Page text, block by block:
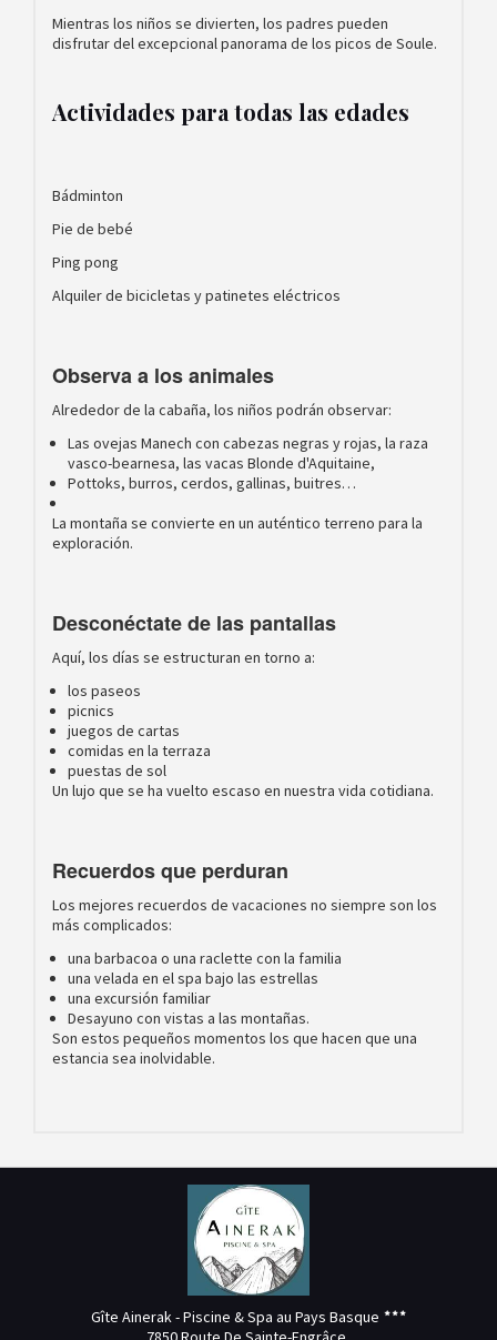
Mientras los niños se divierten, los padres pueden
disfrutar del excepcional panorama de los picos de Soule.
Actividades para todas las edades
Bádminton
Pie de bebé
Ping pong
Alquiler de bicicletas y patinetes eléctricos
Observa a los animales
Alrededor de la cabaña, los niños podrán observar:
Las ovejas Manech con cabezas negras y rojas, la raza
vasco-bearnesa, las vacas Blonde d'Aquitaine,
Pottoks, burros, cerdos, gallinas, buitres…
La montaña se convierte en un auténtico terreno para la
exploración.
Desconéctate de las pantallas
Aquí, los días se estructuran en torno a:
los paseos
picnics
juegos de cartas
comidas en la terraza
puestas de sol
Un lujo que se ha vuelto escaso en nuestra vida cotidiana.
Recuerdos que perduran
Los mejores recuerdos de vacaciones no siempre son los
más complicados:
una barbacoa o una raclette con la familia
una velada en el spa bajo las estrellas
una excursión familiar
Desayuno con vistas a las montañas.
Son estos pequeños momentos los que hacen que una
estancia sea inolvidable.
Gîte Ainerak - Piscine & Spa au Pays Basque